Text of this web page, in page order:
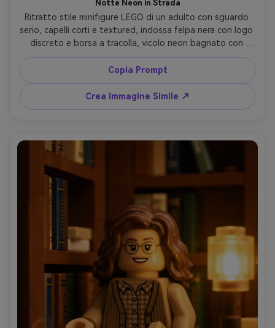
Notte Neon in Strada
Ritratto stile minifigure LEGO di un adulto con sguardo
serio, capelli corti e textured, indossa felpa nera con logo
discreto e borsa a tracolla, vicolo neon bagnato con
insegne e riflessi fatti di mattoncini, illuminazione
magenta e ciano intensa, riflessi plastici lucidi, gocce
d’acqua rese come piccoli pallini trasparenti, inquadratura
angolo tre quarti, forte contrasto drammatico, alto
dettaglio 3D, identità mantenuta, obiettivo 85mm,
Copia Prompt
Crea Immagine Simile ↗